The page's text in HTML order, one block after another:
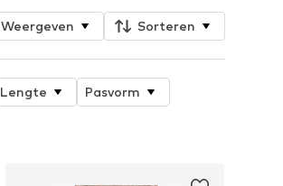
Weergeven Sorteren
Lengte
Pasvorm